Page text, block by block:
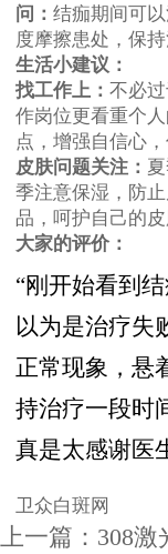
问： 结痂期间可
度摩擦患处，保持
生活小建议：
找工作上： 不必
作岗位更看重个
点，增强自信心
皮肤问题关注：
季注意保湿，防
品，呵护自己的皮
大家的评价：
“刚开始看到
以为是治疗失
正常现象，悬
持治疗一段时
真是太感谢医
卫众白斑网
上一篇： 308